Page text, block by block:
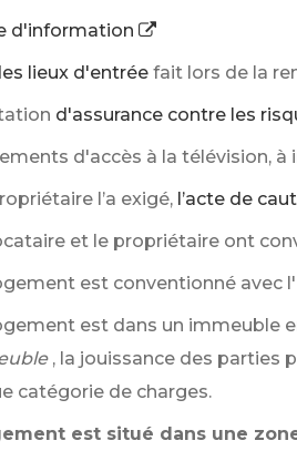
d'information
lieux d'entrée fait lors de la
d'assurance contre les
d'accès à la télévision, à
l’a exigé, l’acte de
et le propriétaire ont
est conventionné avec l'
est dans un immeuble
, la jouissance des parties
catégorie de charges.
est situé dans une